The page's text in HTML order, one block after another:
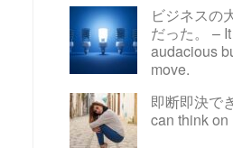
ビジネスの
だった。 –
audacious
move.
即断即決で
can think on